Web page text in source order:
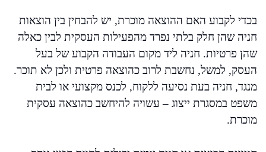
בכדי לקבוע האם ההוצאה מוכרת, יש להבחין בין הוצאות
חניה שהן חלק בלתי נפרד מהפעילות העסקית לבין כאלה
שהן פרטיות. חניה ליד מקום העבודה הקבוע של בעל
העסק, למשל, נחשבת לרוב כהוצאה פרטית ולכן לא תוכר.
מנגד, חניה בעת נסיעה ללקוח, לכנס מקצועי או לבית
משפט במסגרת ייצוג – עשויה להיחשב כהוצאה עסקית
מוכרת.